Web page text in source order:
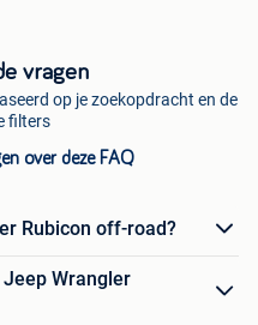
vragen
op je zoekopdracht en de
filters
over deze FAQ
Rubicon off-road?
Wrangler